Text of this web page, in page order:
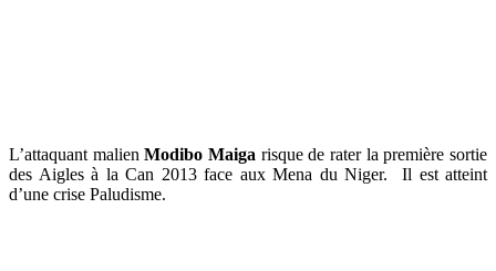
L’attaquant malienModibo Maiga risque de rater la première sortie
des Aigles à la Can 2013 face aux Mena du Niger. Il est atteint
d’une crise Paludisme.